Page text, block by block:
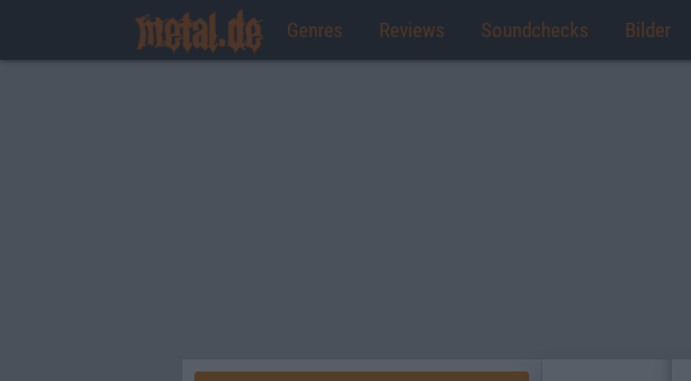
Genres Reviews Soundchecks Bilder